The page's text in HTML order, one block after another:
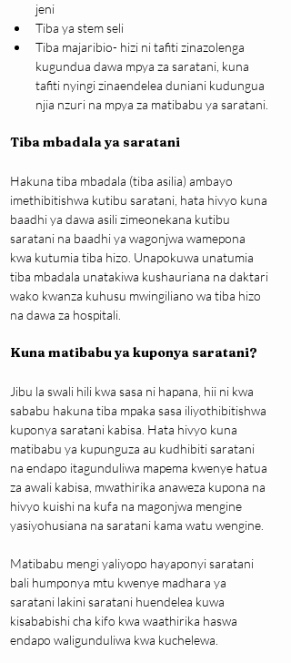
jeni
Tiba ya stem seli
Tiba majaribio- hizi ni tafiti zinazolenga
kugundua dawa mpya za saratani, kuna
tafiti nyingi zinaendelea duniani kudungua
njia nzuri na mpya za matibabu ya saratani.
Tiba mbadala ya saratani
Hakuna tiba mbadala (tiba asilia) ambayo
imethibitishwa kutibu saratani, hata hivyo kuna
baadhi ya dawa asili zimeonekana kutibu
saratani na baadhi ya wagonjwa wamepona
kwa kutumia tiba hizo. Unapokuwa unatumia
tiba mbadala unatakiwa kushauriana na daktari
wako kwanza kuhusu mwingiliano wa tiba hizo
na dawa za hospitali.
Kuna matibabu ya kuponya saratani?
Jibu la swali hili kwa sasa ni hapana, hii ni kwa
sababu hakuna tiba mpaka sasa iliyothibitishwa
kuponya saratani kabisa. Hata hivyo kuna
matibabu ya kupunguza au kudhibiti saratani
na endapo itagunduliwa mapema kwenye hatua
za awali kabisa, mwathirika anaweza kupona na
hivyo kuishi na kufa na magonjwa mengine
yasiyohusiana na saratani kama watu wengine.
Matibabu mengi yaliyopo hayaponyi saratani
bali humponya mtu kwenye madhara ya
saratani lakini saratani huendelea kuwa
kisababishi cha kifo kwa waathirika haswa
endapo waligunduliwa kwa kuchelewa.